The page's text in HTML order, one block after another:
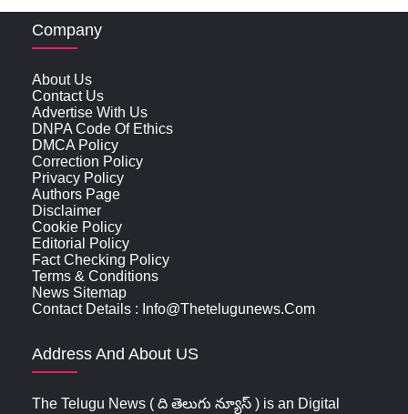
Company
About Us
Contact Us
Advertise With Us
DNPA Code Of Ethics
DMCA Policy
Correction Policy
Privacy Policy
Authors Page
Disclaimer
Cookie Policy
Editorial Policy
Fact Checking Policy
Terms & Conditions
News Sitemap
Contact Details : Info@thetelugunews.com
Address And About US
The Telugu News ( ది తెలుగు న్యూస్‌ ) is an Digital